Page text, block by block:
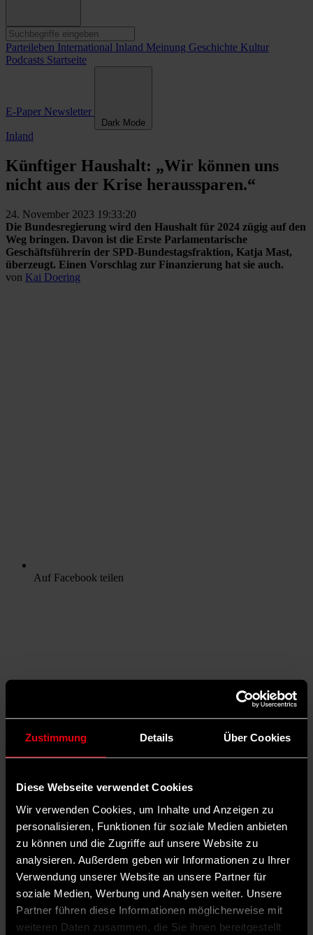
Zustimmung Details Über Cookies
Diese Webseite verwendet Cookies
Wir verwenden Cookies, um Inhalte und Anzeigen zu
personalisieren, Funktionen für soziale Medien anbieten
zu können und die Zugriffe auf unsere Website zu
analysieren. Außerdem geben wir Informationen zu Ihrer
Verwendung unserer Website an unsere Partner für
soziale Medien, Werbung und Analysen weiter. Unsere
Partner führen diese Informationen möglicherweise mit
weiteren Daten zusammen, die Sie ihnen bereitgestellt
Parteileben International Inland Meinung Geschichte Kultur
Podcasts Startseite
E-Paper Newsletter
Dark Mode
Inland
Künftiger Haushalt: „Wir können uns
nicht aus der Krise heraussparen.“
24. November 2023 19:33:20
Die Bundesregierung wird den Haushalt für 2024 zügig auf den
Weg bringen. Davon ist die Erste Parlamentarische
Geschäftsführerin der SPD-Bundestagsfraktion, Katja Mast,
überzeugt. Einen Vorschlag zur Finanzierung hat sie auch.
von Kai Doering
Auf Facebook teilen
Auf X teilen
Teilen 0 Kommentare Dark Mode